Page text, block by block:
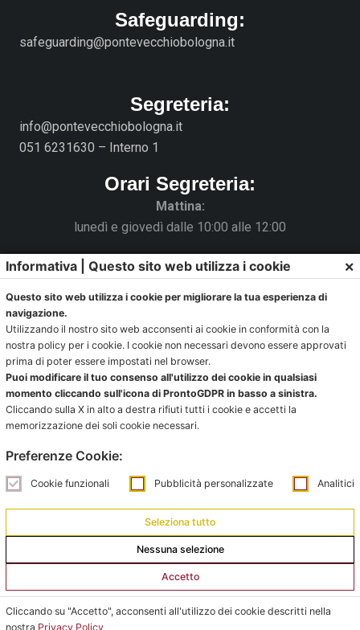
Safeguarding:
safeguarding@pontevecchiobologna.it
Segreteria:
info@pontevecchiobologna.it
051 6231630 – Interno 1
Orari Segreteria:
Mattina:
lunedì e giovedì dalle 10:00 alle 12:00
Pomeriggio:
da lunedì a giovedì dalle 15:30 alle 18:00
La Segreteria si trova al C.s. Pertini con accesso da via
Gubellini n.7 al primo piano.
impianti@pontevecchiobologna.it
051 6231630 – Interno 2
Orari Ufficio Impianti:
Mattina:
lunedì e giovedì dalle 9:00 alle 12:00
Pomeriggio:
da lunedì a giovedì dalle 15:00 alle 18:00
Informativa | Questo sito web utilizza i cookie ×
Questo sito web utilizza i cookie per migliorare la tua esperienza di
navigazione.
Utilizzando il nostro sito web acconsenti ai cookie in conformità con la
nostra policy per i cookie. I cookie non necessari devono essere approvati
prima di poter essere impostati nel browser.
Puoi modificare il tuo consenso all'utilizzo dei cookie in qualsiasi
momento cliccando sull'icona di ProntoGDPR in basso a sinistra.
Cliccando sulla X in alto a destra rifiuti tutti i cookie e accetti la
memorizzazione dei soli cookie necessari.
Preferenze Cookie:
Cookie funzionali Pubblicità personalizzate Analitici
Seleziona tutto
Nessuna selezione
Accetto
Cliccando su "Accetto", acconsenti all'utilizzo dei cookie descritti nella
nostra Privacy Policy